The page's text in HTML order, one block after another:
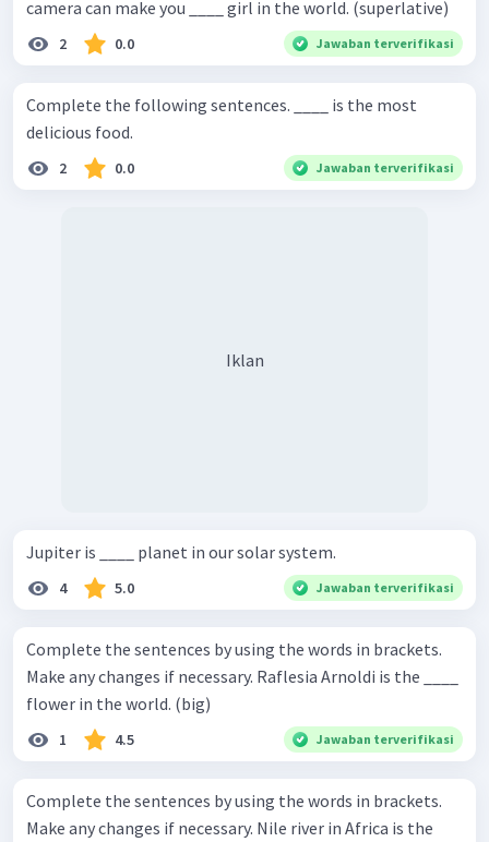
camera can make you ____ girl in the world. (superlative)
2 0.0 Jawaban terverifikasi
Complete the following sentences. ____ is the most
delicious food.
2 0.0 Jawaban terverifikasi
Iklan
Jupiter is ____ planet in our solar system.
4 5.0 Jawaban terverifikasi
Complete the sentences by using the words in brackets.
Make any changes if necessary. Raflesia Arnoldi is the ____
flower in the world. (big)
1 4.5 Jawaban terverifikasi
Complete the sentences by using the words in brackets.
Make any changes if necessary. Nile river in Africa is the